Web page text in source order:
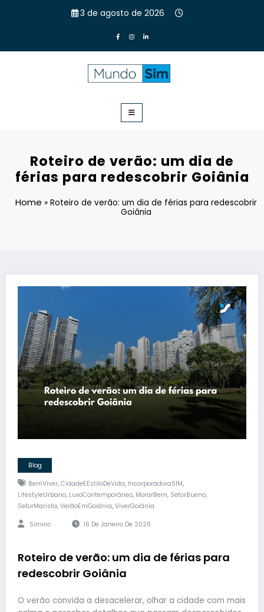
3 de agosto de 2026
referência na incorporação imobiliária e construção civil no
estado de Goiás.
Roteiro de verão: um dia de
férias para redescobrir Goiânia
Home » Roteiro de verão: um dia de férias para redescobrir
Goiânia
Blog
BemViver, CidadeEEstiloDeVida, IncorporadoraSIM,
LifestyleUrbano, LuxoContemporâneo, MorarBem, SetorBueno,
SetorMarista, VerãoEmGoiânia, ViverGoiânia
Siminc 16 De Janeiro De 2026
Roteiro de verão: um dia de férias para
redescobrir Goiânia
O verão convida a desacelerar, olhar a cidade com mais